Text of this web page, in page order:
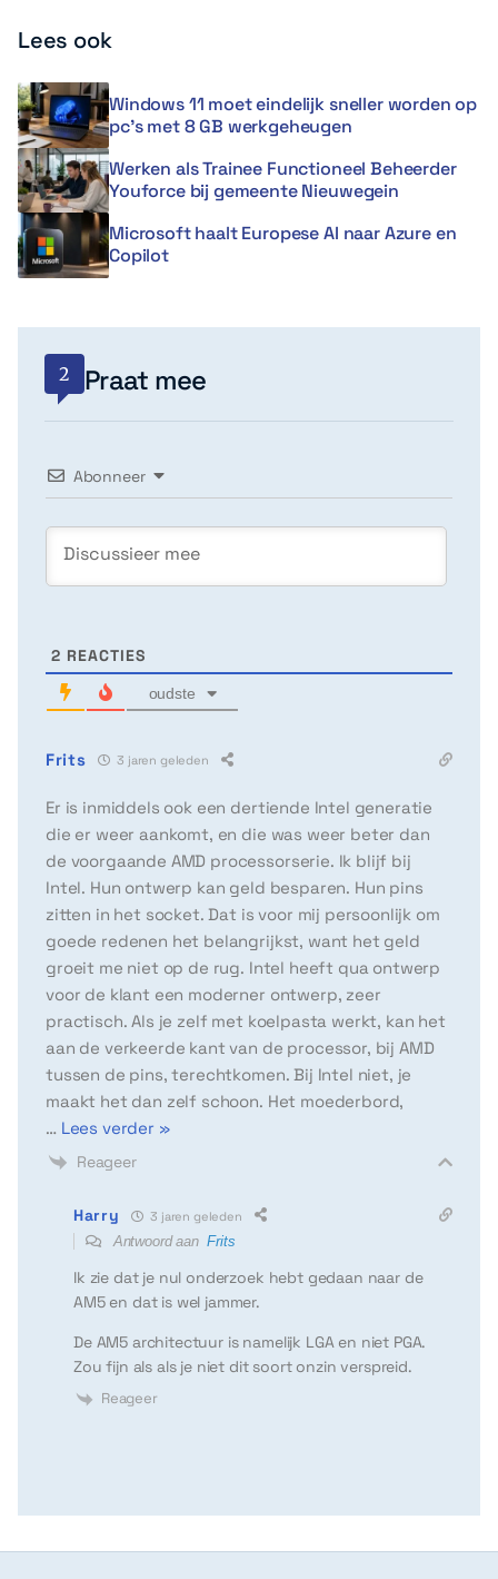
Lees ook
Windows 11 moet eindelijk sneller worden op
pc’s met 8 GB werkgeheugen
Werken als Trainee Functioneel Beheerder
Youforce bij gemeente Nieuwegein
Microsoft haalt Europese AI naar Azure en
Copilot
2 Praat mee
Abonneer
2 REACTIES
oudste
Frits 3 jaren geleden
Er is inmiddels ook een dertiende Intel generatie
die er weer aankomt, en die was weer beter dan
de voorgaande AMD processorserie. Ik blijf bij
Intel. Hun ontwerp kan geld besparen. Hun pins
zitten in het socket. Dat is voor mij persoonlijk om
goede redenen het belangrijkst, want het geld
groeit me niet op de rug. Intel heeft qua ontwerp
voor de klant een moderner ontwerp, zeer
practisch. Als je zelf met koelpasta werkt, kan het
aan de verkeerde kant van de processor, bij AMD
tussen de pins, terechtkomen. Bij Intel niet, je
maakt het dan zelf schoon. Het moederbord,
… Lees verder »
Reageer
Harry 3 jaren geleden
Antwoord aanFrits
Ik zie dat je nul onderzoek hebt gedaan naar de
AM5 en dat is wel jammer.
De AM5 architectuur is namelijk LGA en niet PGA.
Zou fijn als als je niet dit soort onzin verspreid.
Reageer